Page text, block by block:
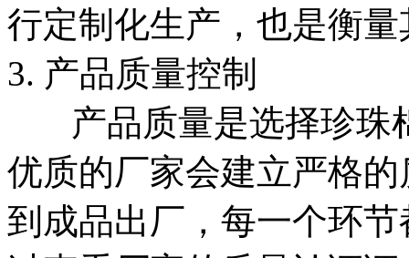
行定制化生产，也是衡
3. 产品质量控制
产品质量是选择珍珠
优质的厂家会建立严格
到成品出厂，每一个环